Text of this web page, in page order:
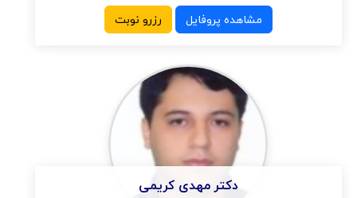
مشاهده پروفایل رزرو نوبت
دکتر مهدی کریمی